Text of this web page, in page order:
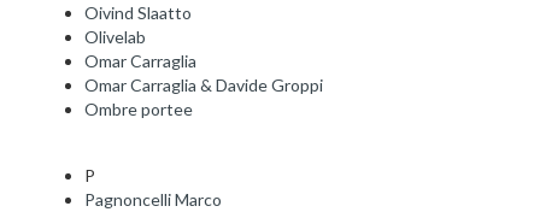
Oivind Slaatto
Olivelab
Omar Carraglia
Omar Carraglia & Davide Groppi
Ombre portee
P
Pagnoncelli Marco